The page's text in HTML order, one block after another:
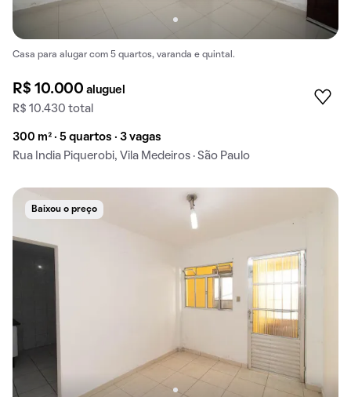
Casa para alugar com 5 quartos, varanda e quintal.
R$ 10.000aluguel
R$ 10.430 total
300 m² · 5 quartos · 3 vagas
Rua India Piquerobi, Vila Medeiros · São Paulo
Baixou o preço